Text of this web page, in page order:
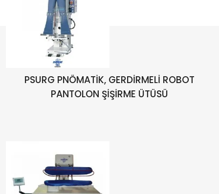
PSURG PNÖMATİK, GERDİRMELİ ROBOT
PANTOLON ŞİŞİRME ÜTÜSÜ